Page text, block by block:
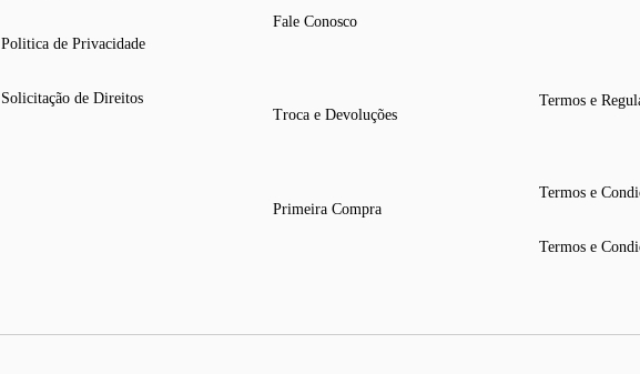
Politica de Privacidade
Solicitação de Direitos
Fale Conosco
Troca e Devoluções
Primeira Compra
Termos e
Termos e
Termos e